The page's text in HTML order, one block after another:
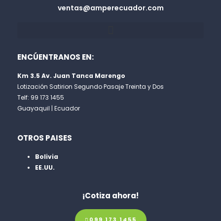
ventas@amperecuador.com
ENCÚENTRANOS EN:
Km 3.5 Av. Juan Tanca Marengo
Lotización Satirion Segundo Pasaje Treinta y Dos
Telf: 99 173 1455
Guayaquil | Ecuador
OTROS PAISES
Bolivia
EE.UU.
¡Cotiza ahora!